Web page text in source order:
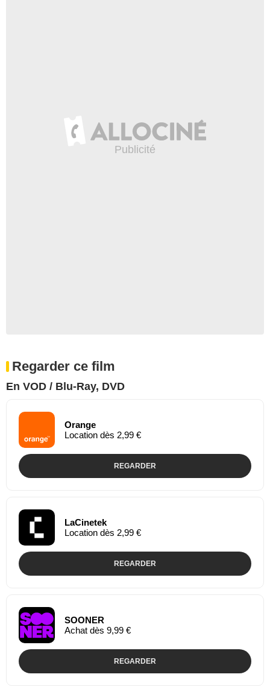
Regarder ce film
En VOD / Blu-Ray, DVD
Orange
Location dès 2,99 €
REGARDER
LaCinetek
Location dès 2,99 €
REGARDER
SOONER
Achat dès 9,99 €
REGARDER